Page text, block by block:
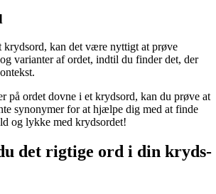
krydsord, kan det være nyttigt at prøve
varianter af ordet, indtil du finder det, der
på ordet dovne i et krydsord, kan du prøve at
synonymer for at hjælpe dig med at finde
og lykke med krydsordet!
det rigtige ord i din kryds-